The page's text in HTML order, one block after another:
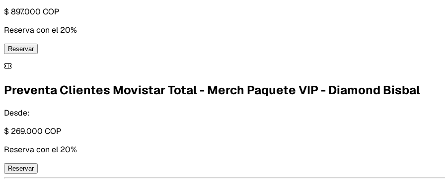
$ 897.000 COP
Reserva con el 20%
Reservar
Preventa Clientes Movistar Total - Merch Paquete VIP - Diamond Bisbal
Desde:
$ 269.000 COP
Reserva con el 20%
Reservar